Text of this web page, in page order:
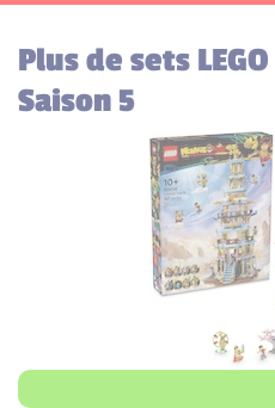
Plus de sets
Saison 5